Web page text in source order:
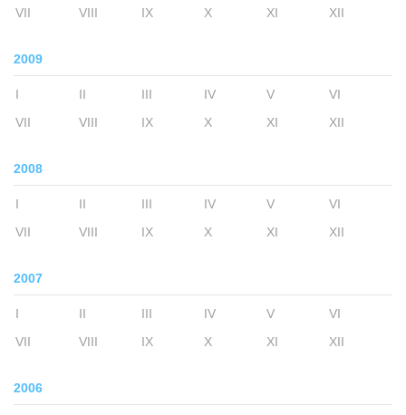
VII
VIII IX X XI XII
2009
I II III IV V
VI
VII
VIII IX X XI XII
2008
I II III IV V
VI
VII
VIII IX X XI XII
2007
I II III IV V
VI
VII
VIII IX X XI XII
2006